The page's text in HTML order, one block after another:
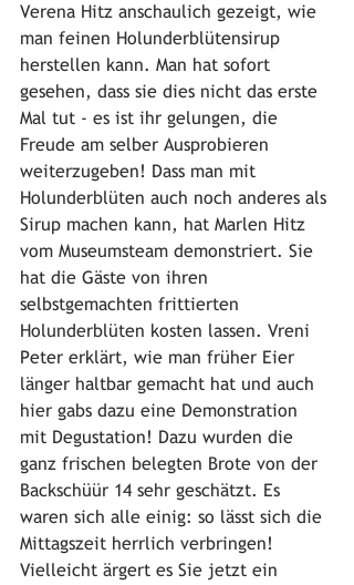
Verena Hitz anschaulich gezeigt, wie
man feinen Holunderblütensirup
herstellen kann. Man hat sofort
gesehen, dass sie dies nicht das erste
Mal tut - es ist ihr gelungen, die
Freude am selber Ausprobieren
weiterzugeben! Dass man mit
Holunderblüten auch noch anderes als
Sirup machen kann, hat Marlen Hitz
vom Museumsteam demonstriert. Sie
hat die Gäste von ihren
selbstgemachten frittierten
Holunderblüten kosten lassen. Vreni
Peter erklärt, wie man früher Eier
länger haltbar gemacht hat und auch
hier gabs dazu eine Demonstration
mit Degustation! Dazu wurden die
ganz frischen belegten Brote von der
Backschüür 14 sehr geschätzt. Es
waren sich alle einig: so lässt sich die
Mittagszeit herrlich verbringen!
Vielleicht ärgert es Sie jetzt ein